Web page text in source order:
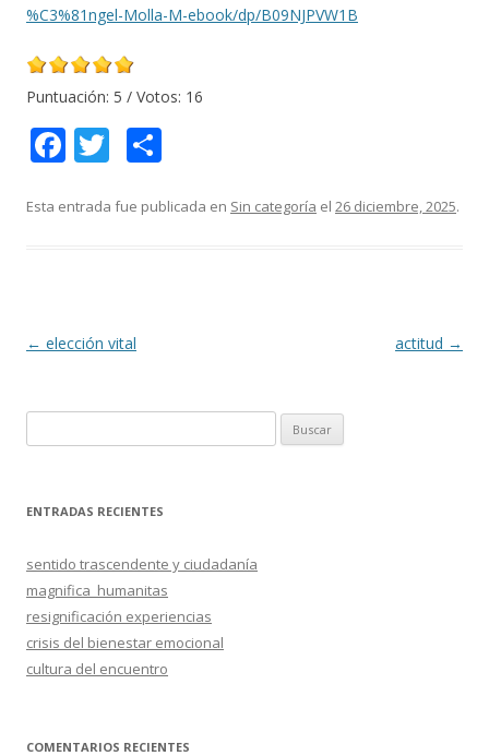
%C3%81ngel-Molla-M-ebook/dp/B09NJPVW1B
Puntuación: 5 / Votos: 16
F
e
k
T
itt m
Esta entrada fue publicada en Sin categoría el 26 diciembre, 2025.
Navegación
← elección vital actitud →
u
c
ENTRADAS RECIENTES
sentido trascendente y ciudadanía
magnifica_humanitas
resignificación experiencias
crisis del bienestar emocional
cultura del encuentro
COMENTARIOS RECIENTES